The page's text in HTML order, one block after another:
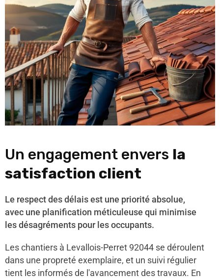
Un engagement envers la
satisfaction client
Le respect des délais est une priorité absolue,
avec une planification méticuleuse qui minimise
les désagréments pour les occupants.
Les chantiers à Levallois-Perret 92044 se déroulent
dans une propreté exemplaire, et un suivi régulier
tient les informés de l'avancement des travaux. En